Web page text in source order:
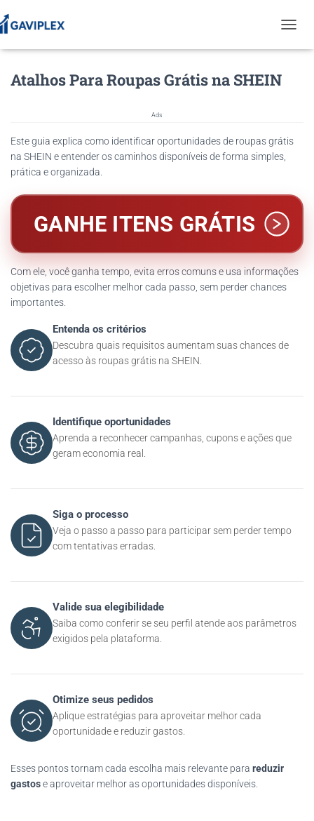
O
V
T
O
Atalhos Para Roupas Grátis na SHEIN
Ads
Este guia explica como identificar oportunidades de roupas grátis
na SHEIN e entender os caminhos disponíveis de forma simples,
prática e organizada.
GANHE ITENS GRÁTIS
Com ele, você ganha tempo, evita erros comuns e usa informações
objetivas para escolher melhor cada passo, sem perder chances
importantes.
Entenda os critérios
Descubra quais requisitos aumentam suas chances de
acesso às roupas grátis na SHEIN.
Identifique oportunidades
Aprenda a reconhecer campanhas, cupons e ações que
geram economia real.
Siga o processo
Veja o passo a passo para participar sem perder tempo
com tentativas erradas.
Valide sua elegibilidade
Saiba como conferir se seu perfil atende aos parâmetros
exigidos pela plataforma.
Otimize seus pedidos
Aplique estratégias para aproveitar melhor cada
oportunidade e reduzir gastos.
Esses pontos tornam cada escolha mais relevante para reduzir
gastose aproveitar melhor as oportunidades disponíveis.